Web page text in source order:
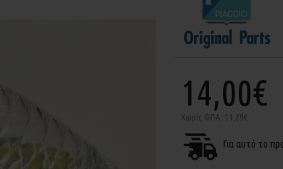
14,00€
Χωρίς ΦΠΑ: 11,29€
Για αυτό το